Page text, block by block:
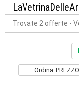
Trovate 2 offerte -
Ordina: PREZZO